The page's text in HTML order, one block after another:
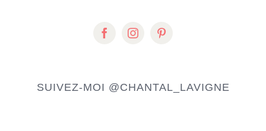
SUIVEZ-MOI @CHANTAL_LAVIGNE